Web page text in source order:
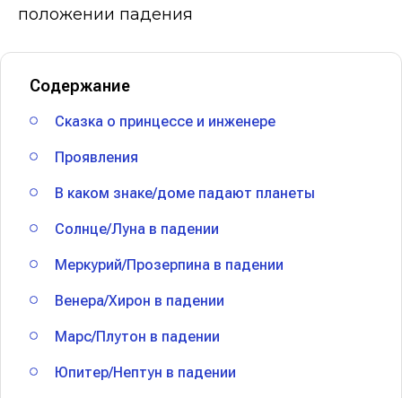
положении падения
Содержание
Сказка о принцессе и инженере
Проявления
В каком знаке/доме падают планеты
Солнце/Луна в падении
Меркурий/Прозерпина в падении
Венера/Хирон в падении
Марс/Плутон в падении
Юпитер/Нептун в падении